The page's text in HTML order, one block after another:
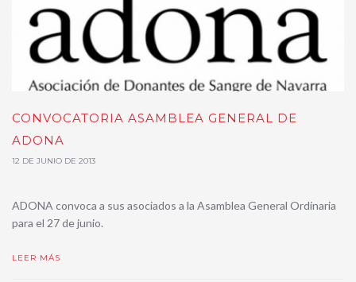
CONVOCATORIA ASAMBLEA GENERAL DE
ADONA
12 DE JUNIO DE 2013
ADONA convoca a sus asociados a la Asamblea General Ordinaria
para el 27 de junio.
LEER MÁS